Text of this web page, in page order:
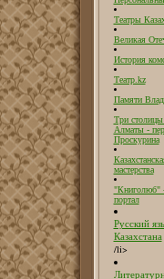
Театры
Великая
История
Театр.kz
Памяти
Три
Алматы -
Проскурина
мастерства
"Книголюб" -
портал
Русский
Казахстана
/li>